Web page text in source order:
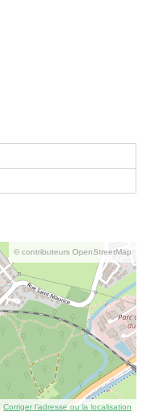
© contributeurs OpenStreetMap
Corriger l’adresse ou la localisation